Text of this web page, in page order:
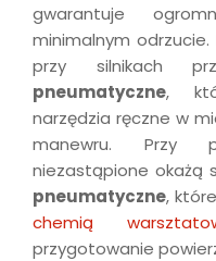
gwarantuje
minimalnym
przy silnikach
pneumatyczne,
narzędzia ręczne w
manewru. Przy
niezastąpione okażą
pneumatyczne,
chemią
przygotowanie